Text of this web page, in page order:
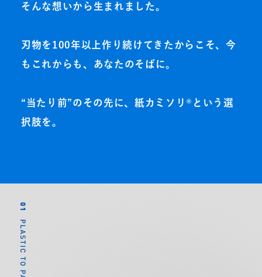
そんな想いから生まれました。
刃物を100年以上作り続けてきたからこそ、今
もこれからも、あなたのそばに。
“当たり前”のその先に、紙カミソリ®という選
択肢を。